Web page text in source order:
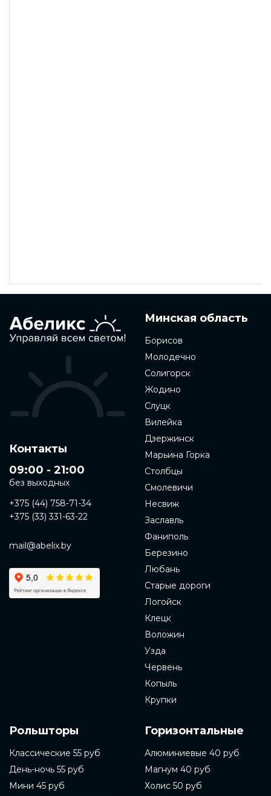
Контакты
09:00 - 21:00
без выходных
+375 (44) 758-71-34
+375 (33) 331-63-22
mail@abelix.by
Минская область
Борисов
Молодечно
Солигорск
Жодино
Слуцк
Вилейка
Дзержинск
Марьина Горка
Столбцы
Смолевичи
Несвиж
Заславль
Фаниполь
Березино
Любань
Старые дороги
Логойск
Клецк
Воложин
Узда
Червень
Копыль
Крупки
Рольшторы
Классические 55 руб
День-ночь 55 руб
Мини 45 руб
Горизонтальные
Алюминиевые 40 руб
Магнум 40 руб
Холис 50 руб